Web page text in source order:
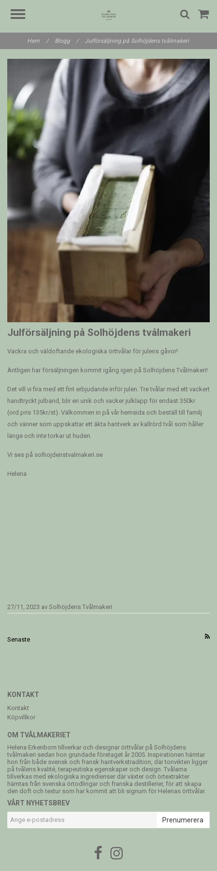
Hem / Blogg / Julförsäljning på Solhöjdens tvålmakeri
Julförsäljning på Solhöjdens tvålmakeri
Vackra och väldoftande ekologiska örttvålar för julens gåvor!
Äntligen har försäljningen kommit igång igen på Solhöjdens Tvålmakeri!
Det vill vi fira med ett fint erbjudande inför julen. Tre tvålar med ett vackert
handtryckt julband, blir en unik och vacker julklapp för endast 350kr
(ord.pris 135kr/st). Välkommen in på vår hemsida och beställ till familj
och vänner som uppskattar ett äkta hantverk av kallrörd tvål som håller
länge och inte torkar ut huden.
Vi ses på solhojdenstvalmakeri.se
Helena
27/11, 2023 av Solhöjdens Tvålmakeri
Senaste
KONTAKT
Kontakt
Köpvillkor
OM TVÅLMAKERIET
Helena Erkenborn tillverkar och designar örttvålar på Solhöjdens
tvålmakeri sedan hon grundade företaget år 2005. Inspirationen hämtar
hon från både svensk och fransk hantverkstradition, där tonvikten ligger
på tvålens kvalité, terapeutiska egenskaper och design. Tvålarna
tillverkas med ekologiska ingredienser där växter och örtextrakter
hämtas från svenska örtodlingar och franska destillerier, för att skapa
den doft och textur som har kommit att bli signum för Helenas örttvålar.
VÅRT NYHETSBREV
Prenumerera